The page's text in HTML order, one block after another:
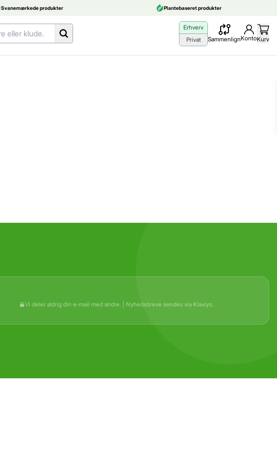
Svanemærkede produkter Plantebaseret produkter
Erhverv
Privat
SammenlignKontoKurv
Vi deler aldrig din e-mail med andre. | Nyhedsbreve sendes via Klaviyo.